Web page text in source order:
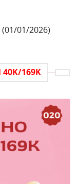
01/2026)
40K/169K